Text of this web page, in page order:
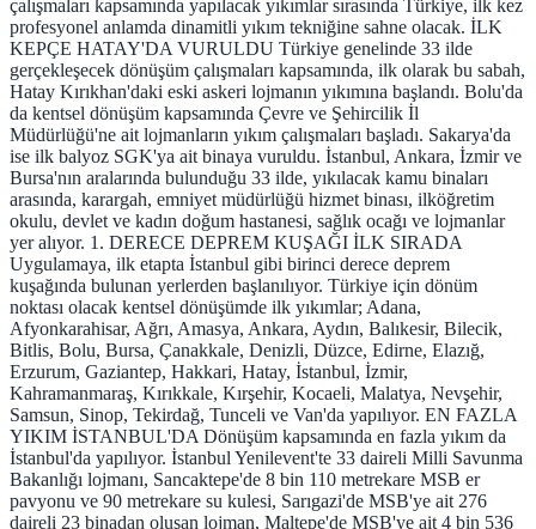
çalışmaları kapsamında yapılacak yıkımlar sırasında Türkiye, ilk kez
profesyonel anlamda dinamitli yıkım tekniğine sahne olacak. İLK
KEPÇE HATAY'DA VURULDU Türkiye genelinde 33 ilde
gerçekleşecek dönüşüm çalışmaları kapsamında, ilk olarak bu sabah,
Hatay Kırıkhan'daki eski askeri lojmanın yıkımına başlandı. Bolu'da
da kentsel dönüşüm kapsamında Çevre ve Şehircilik İl
Müdürlüğü'ne ait lojmanların yıkım çalışmaları başladı. Sakarya'da
ise ilk balyoz SGK'ya ait binaya vuruldu. İstanbul, Ankara, İzmir ve
Bursa'nın aralarında bulunduğu 33 ilde, yıkılacak kamu binaları
arasında, karargah, emniyet müdürlüğü hizmet binası, ilköğretim
okulu, devlet ve kadın doğum hastanesi, sağlık ocağı ve lojmanlar
yer alıyor. 1. DERECE DEPREM KUŞAĞI İLK SIRADA
Uygulamaya, ilk etapta İstanbul gibi birinci derece deprem
kuşağında bulunan yerlerden başlanılıyor. Türkiye için dönüm
noktası olacak kentsel dönüşümde ilk yıkımlar; Adana,
Afyonkarahisar, Ağrı, Amasya, Ankara, Aydın, Balıkesir, Bilecik,
Bitlis, Bolu, Bursa, Çanakkale, Denizli, Düzce, Edirne, Elazığ,
Erzurum, Gaziantep, Hakkari, Hatay, İstanbul, İzmir,
Kahramanmaraş, Kırıkkale, Kırşehir, Kocaeli, Malatya, Nevşehir,
Samsun, Sinop, Tekirdağ, Tunceli ve Van'da yapılıyor. EN FAZLA
YIKIM İSTANBUL'DA Dönüşüm kapsamında en fazla yıkım da
İstanbul'da yapılıyor. İstanbul Yenilevent'te 33 daireli Milli Savunma
Bakanlığı lojmanı, Sancaktepe'de 8 bin 110 metrekare MSB er
pavyonu ve 90 metrekare su kulesi, Sarıgazi'de MSB'ye ait 276
daireli 23 binadan oluşan lojman, Maltepe'de MSB'ye ait 4 bin 536